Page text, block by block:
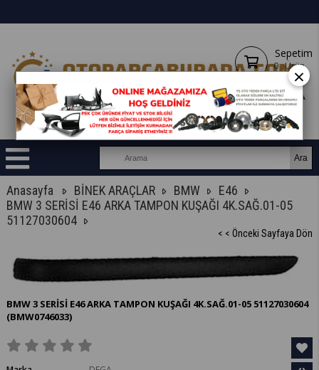
Sepetim
0 Ürün
Anasayfa BİNEK ARAÇLAR BMW
E46
BMW 3 SERİSİ E46 ARKA TAMPON KUŞAĞI 4K.SAĞ.01-05
51127030604
< < Önceki Sayfaya Dön
BMW 3 SERİSİ E46 ARKA TAMPON KUŞAĞI 4K.SAĞ.01-05 51127030604
(BMW0746033)
×